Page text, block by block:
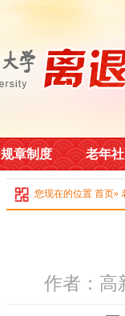
规章制度 老年
您现在的位置 首页»
作者：